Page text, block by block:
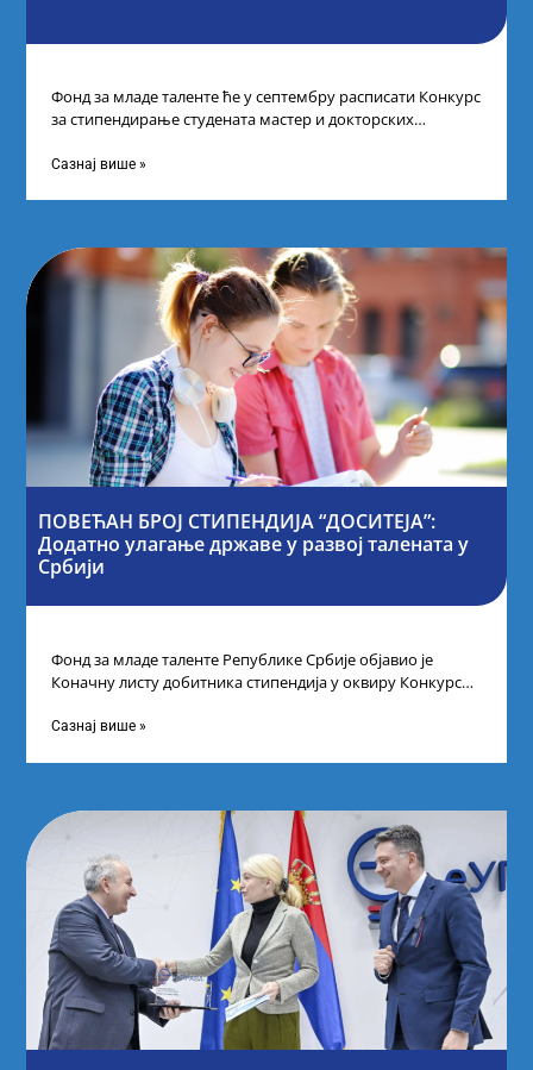
Фонд за младе таленте ће у септембру расписати Конкурс
за стипендирање студената мастер и докторских
Сазнај више »
ПОВЕЋАН БРОЈ СТИПЕНДИЈА “ДОСИТЕЈА”:
Додатно улагање државе у развој талената у
Србији
Фонд за младе таленте Републике Србије објавио је
Коначну листу добитника стипендија у оквиру Конкурса
Сазнај више »